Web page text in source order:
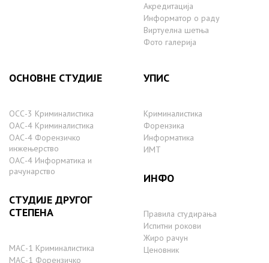
Акредитација
Информатор о раду
Виртуелна шетња
Фото галерија
ОСНОВНЕ СТУДИЈЕ
ОСС-3 Криминалистика
ОАС-4 Криминалистика
ОАС-4 Форензичко
инжењерство
ОАС-4 Информатика и
рачунарство
СТУДИЈЕ ДРУГОГ
СТЕПЕНА
МАС-1 Криминалистика
МАС-1 Форензичко
УПИС
Криминалистика
Форензика
Информатика
ИМТ
ИНФО
Правила студирања
Испитни рокови
Жиро рачун
Ценовник